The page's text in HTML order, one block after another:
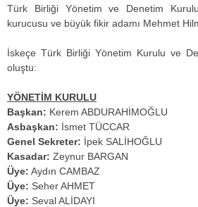
Türk Birliği Yönetim ve Denetim
kurucusu ve büyük fikir adamı Mehmet
İskeçe Türk Birliği Yönetim Kurulu ve
oluştu:
YÖNETİM KURULU
Başkan: Kerem ABDURAHİMOĞLU
Asbaşkan: İsmet TÜCCAR
Genel Sekreter: İpek SALİHOĞLU
Kasadar: Zeynur BARGAN
Üye: Aydın CAMBAZ
Üye: Seher AHMET
Üye: Seval ALİDAYI